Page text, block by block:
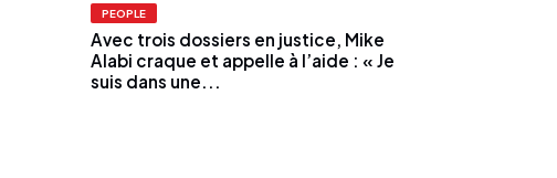
PEOPLE
Avec trois dossiers en justice, Mike
Alabi craque et appelle à l’aide : « Je
suis dans une...